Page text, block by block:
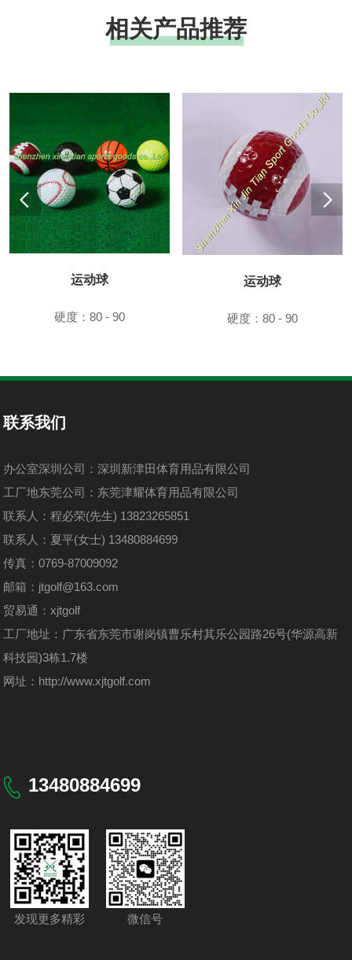
相关产品推荐
运动球
硬度：80 - 90
运动球
硬度：80 - 90
联系我们
办公室深圳公司：深圳新津田体育用品有限公司
工厂地东莞公司：东莞津耀体育用品有限公司
联系人：程必荣(先生) 13823265851
联系人：夏平(女士) 13480884699
传真：0769-87009092
邮箱：jtgolf@163.com
贸易通：xjtgolf
工厂地址：广东省东莞市谢岗镇曹乐村其乐公园路26号(华源高新
科技园)3栋1.7楼
网址： http://www.xjtgolf.com
13480884699
发现更多精彩 微信号